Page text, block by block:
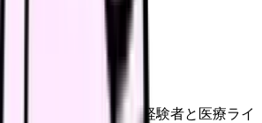
集部
」編集部は、看護師経験者と医療ライ